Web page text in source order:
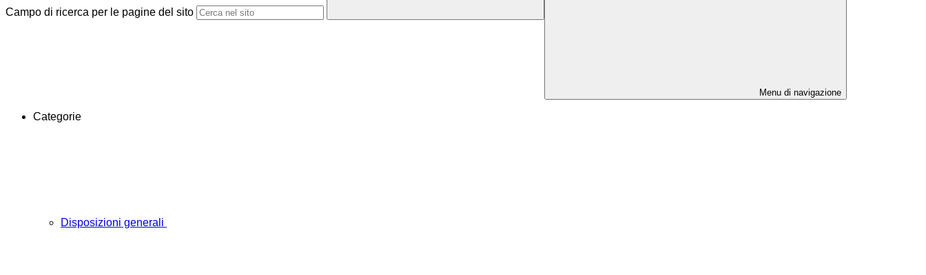
Campo di ricerca per le pagine del sito
Menu di navigazione
Categorie
Disposizioni generali